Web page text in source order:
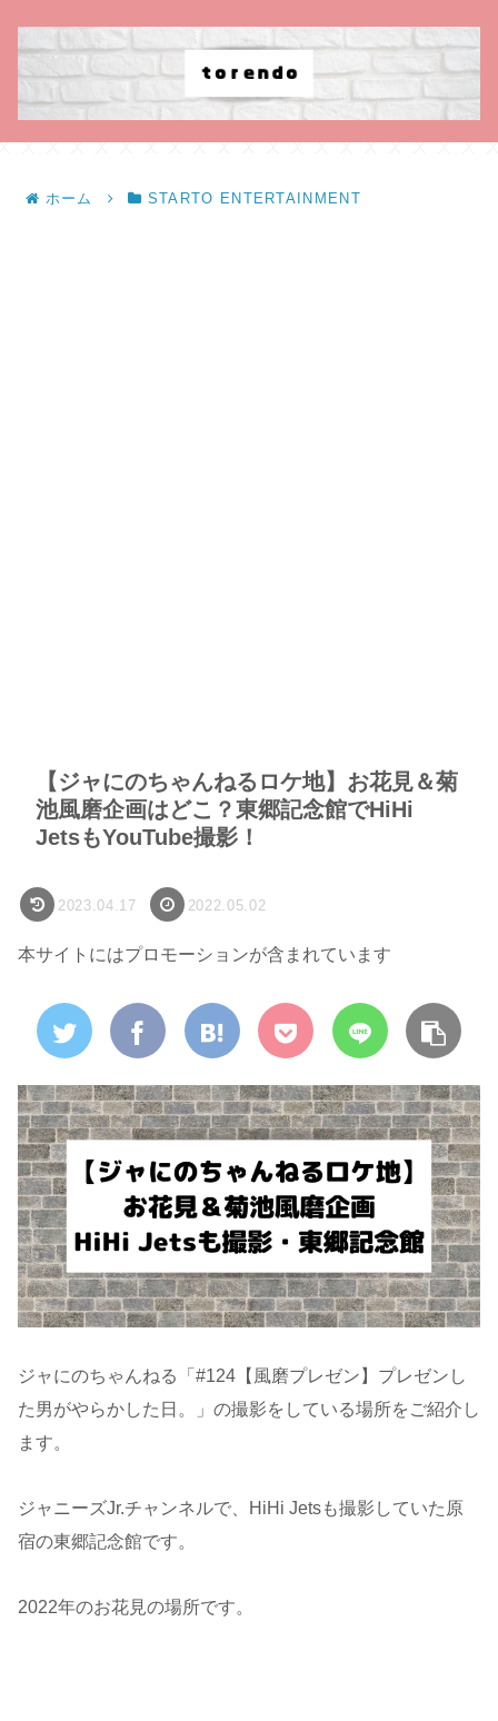
ホーム STARTO ENTERTAINMENT
【ジャにのちゃんねるロケ地】お花見＆菊
池風磨企画はどこ？東郷記念館でHiHi
JetsもYouTube撮影！
2023.04.17 2022.05.02
本サイトにはプロモーションが含まれています
ジャにのちゃんねる「#124 【風磨プレゼン】プレゼンし
た男がやらかした日。」の撮影をしている場所をご紹介し
ます。
ジャニーズJr.チャンネルで、HiHi Jetsも撮影していた原
宿の東郷記念館です。
2022年のお花見の場所です。